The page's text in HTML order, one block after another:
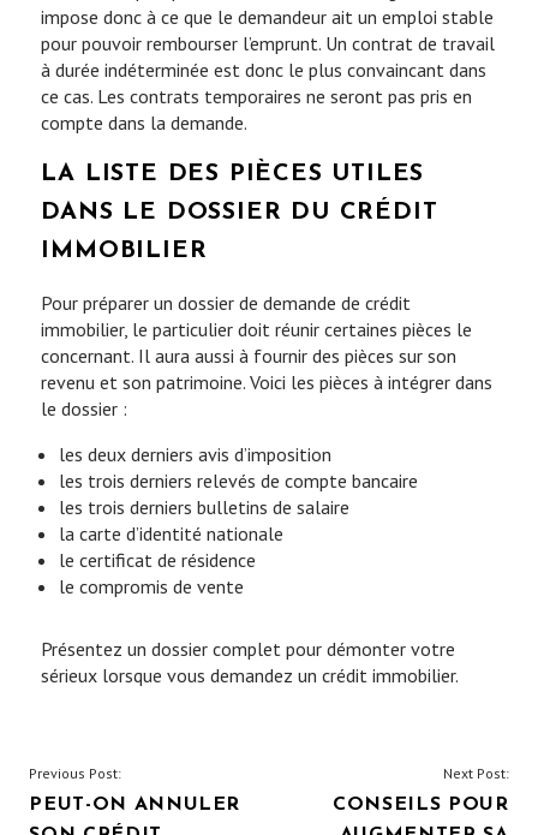
impose donc à ce que le demandeur ait un emploi stable
pour pouvoir rembourser l’emprunt. Un contrat de travail
à durée indéterminée est donc le plus convaincant dans
ce cas. Les contrats temporaires ne seront pas pris en
compte dans la demande.
LA LISTE DES PIÈCES UTILES
DANS LE DOSSIER DU CRÉDIT
IMMOBILIER
Pour préparer un dossier de demande de crédit
immobilier, le particulier doit réunir certaines pièces le
concernant. Il aura aussi à fournir des pièces sur son
revenu et son patrimoine. Voici les pièces à intégrer dans
le dossier :
les deux derniers avis d’imposition
les trois derniers relevés de compte bancaire
les trois derniers bulletins de salaire
la carte d’identité nationale
le certificat de résidence
le compromis de vente
Présentez un dossier complet pour démonter votre
sérieux lorsque vous demandez un crédit immobilier.
NAVIGATION
DE
Previous Post:
PEUT-ON ANNULER
Next Post:
CONSEILS POUR